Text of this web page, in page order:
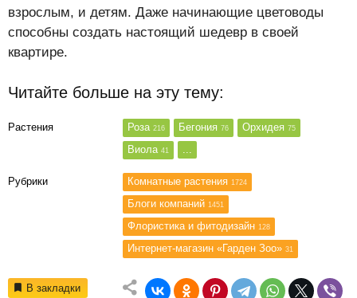
взрослым, и детям. Даже начинающие цветоводы
способны создать настоящий шедевр в своей
квартире.
Читайте больше на эту тему:
Растения Роза 216 Бегония 76 Орхидея 75
Виола 41
Рубрики Комнатные растения 1724
Блоги компаний 1451
Флористика и фитодизайн 128
Интернет-магазин «Гарден Зоо» 31
В закладки